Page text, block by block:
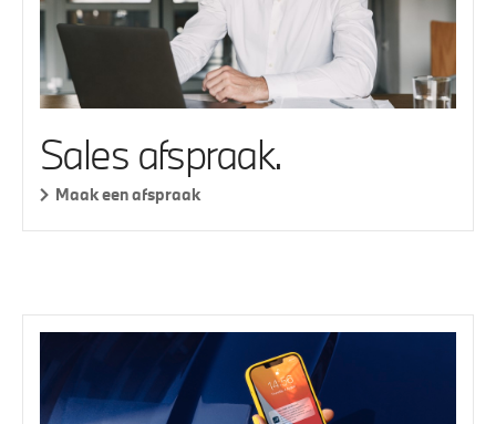
Sales afspraak.
Maak een afspraak